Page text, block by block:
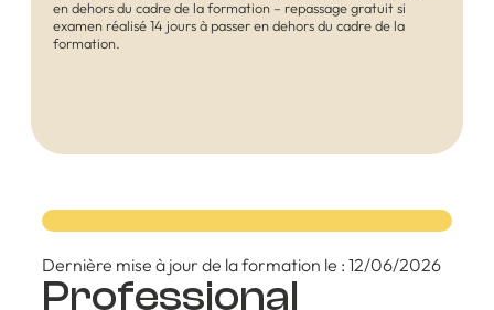
Dernière mise à jour de la formation le : 12/06/2026
Professional
en dehors du cadre de la formation – repassage gratuit si
examen réalisé 14 jours à passer en dehors du cadre de la
formation.